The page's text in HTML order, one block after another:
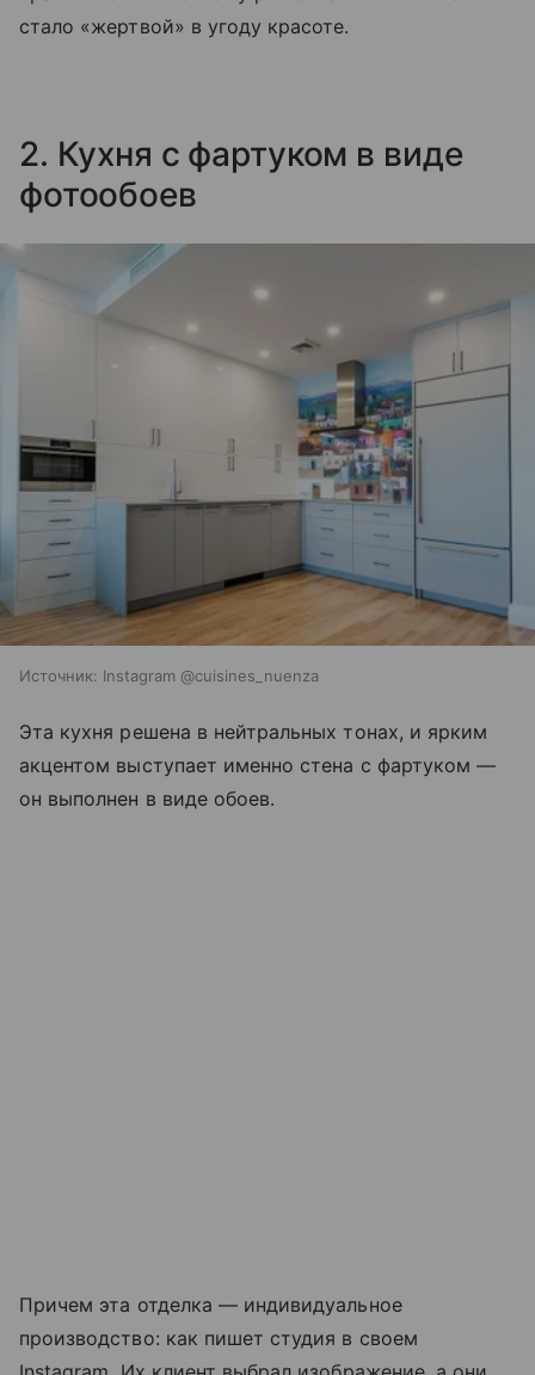
стало «жертвой» в угоду красоте.
2. Кухня с фартуком в виде
фотообоев
Источник: Instagram @cuisines_nuenza
Эта кухня решена в нейтральных тонах, и ярким
акцентом выступает именно стена с фартуком —
он выполнен в виде обоев.
Причем эта отделка — индивидуальное
производство: как пишет студия в своем